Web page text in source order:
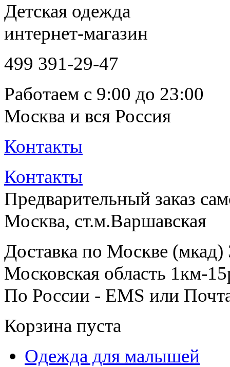
Детская одежда
интернет-магазин
499 391-29-47
Работаем с 9:00 до 23:00
Москва и вся Россия
Контакты
Контакты
Предварительный заказ
Москва, ст.м.Варшавская
Доставка по Москве (мкад)
Московская область 1км-
По России - EMS или
Корзина пуста
Одежда для малышей